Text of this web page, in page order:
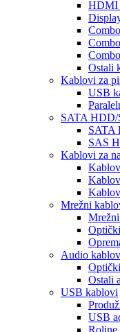
HDMI
Ostali
Kablovi za
USB
SATA HDD/
SATA
SAS
Kablovi za
Mrežni
Audio
Ostali
USB kablovi
USB
Roline